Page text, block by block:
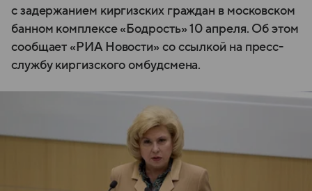
с задержанием киргизских граждан в московском
банном комплексе «Бодрость» 10 апреля. Об этом
сообщает «РИА Новости» со ссылкой на пресс-
службу киргизского омбудсмена.